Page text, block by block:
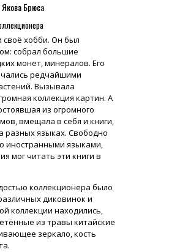
Брюса
своё хобби. Он был
собрал большие
монет, минералов. Его
редчайшими
Вызывала
коллекция картин. А
из огромного
вмещала в себя и книги,
разных языках. Свободно
иностранными языками,
мог читать эти книги в
коллекционера было
диковинок и
коллекции находились,
из травы китайские
зеркало, кость